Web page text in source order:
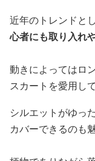
近年のトレンドと
心者にも取り入れ
動きによってはロ
スカートを愛用し
シルエットがゆっ
カバーできるのも魅